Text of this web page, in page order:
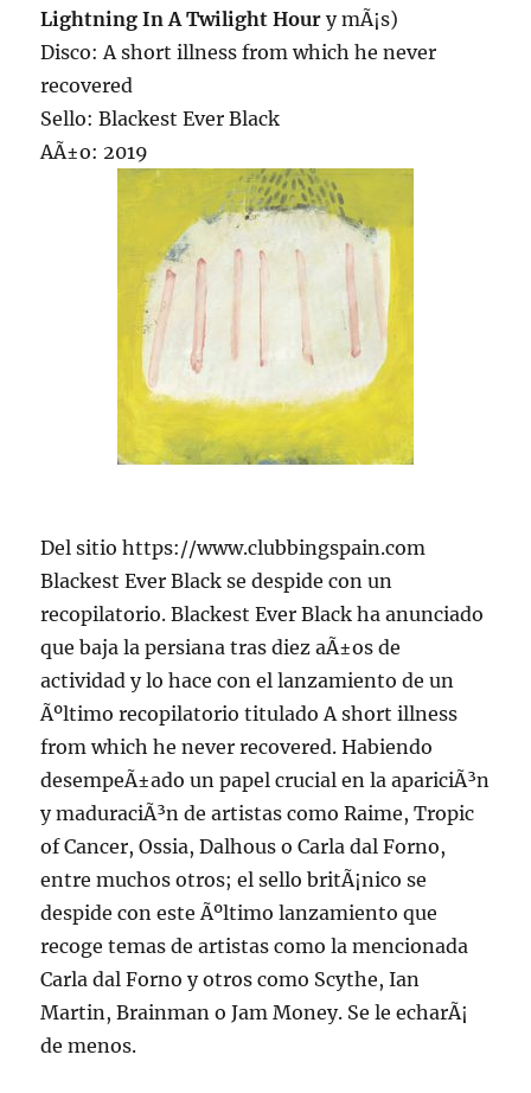
Lightning In A Twilight Hour y mÃ¡s)
Disco: A short illness from which he never
recovered
Sello: Blackest Ever Black
AÃ±o: 2019
Del sitio https://www.clubbingspain.com
Blackest Ever Black se despide con un
recopilatorio. Blackest Ever Black ha anunciado
que baja la persiana tras diez aÃ±os de
actividad y lo hace con el lanzamiento de un
Ãºltimo recopilatorio titulado A short illness
from which he never recovered. Habiendo
desempeÃ±ado un papel crucial en la apariciÃ³n
y maduraciÃ³n de artistas como Raime, Tropic
of Cancer, Ossia, Dalhous o Carla dal Forno,
entre muchos otros; el sello britÃ¡nico se
despide con este Ãºltimo lanzamiento que
recoge temas de artistas como la mencionada
Carla dal Forno y otros como Scythe, Ian
Martin, Brainman o Jam Money. Se le echarÃ¡
de menos.